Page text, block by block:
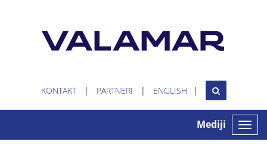
KONTAKT PARTNERI ENGLISH
Toggle
Mediji